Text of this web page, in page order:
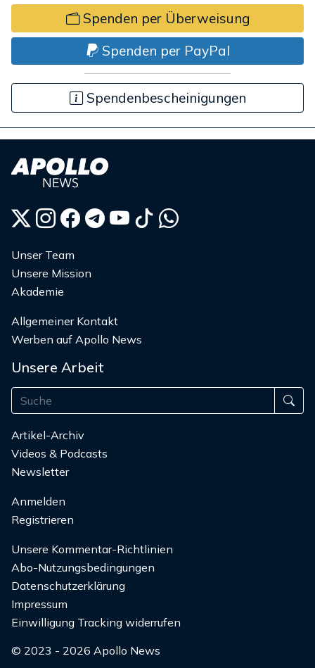
Spenden per Überweisung
Spenden per PayPal
Spendenbescheinigungen
Unser Team
Unsere Mission
Akademie
Allgemeiner Kontakt
Werben auf Apollo News
Unsere Arbeit
Artikel-Archiv
Videos & Podcasts
Newsletter
Anmelden
Registrieren
Unsere Kommentar-Richtlinien
Abo-Nutzungsbedingungen
Datenschutzerklärung
Impressum
Einwilligung Tracking widerrufen
© 2023 - 2026 Apollo News